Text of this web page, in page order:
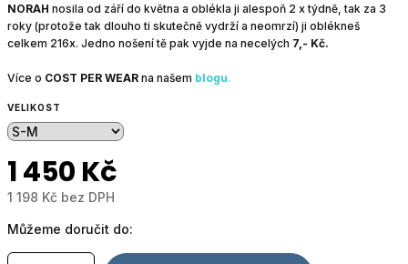
NORAH nosila od září do května a oblékla ji alespoň 2 x týdně, tak za 3
roky (protože tak dlouho ti skutečně vydrží a neomrzí) ji oblékneš
celkem 216x. Jedno nošení tě pak vyjde na necelých 7,- Kč.
Více o COST PER WEAR na našem blogu.
VELIKOST
1 450 Kč
1 198 Kč bez DPH
cena:
Můžeme doručit do: